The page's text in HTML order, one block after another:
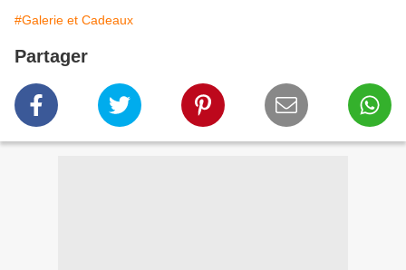
#Galerie et Cadeaux
Partager